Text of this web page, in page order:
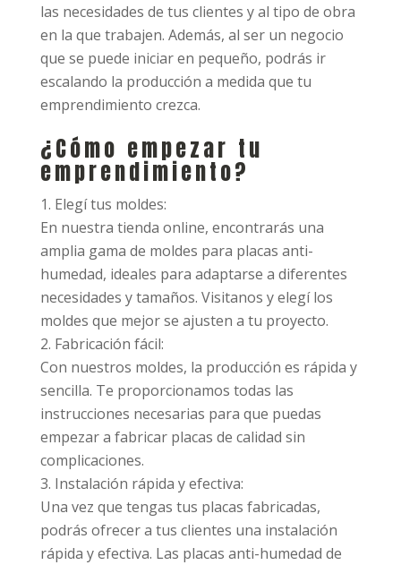
las necesidades de tus clientes y al tipo de obra
en la que trabajen. Además, al ser un negocio
que se puede iniciar en pequeño, podrás ir
escalando la producción a medida que tu
emprendimiento crezca.
¿Cómo empezar tu
emprendimiento?
Elegí tus moldes:
En nuestra tienda online, encontrarás una
amplia gama de moldes para placas anti-
humedad, ideales para adaptarse a diferentes
necesidades y tamaños. Visitanos y elegí los
moldes que mejor se ajusten a tu proyecto.
Fabricación fácil:
Con nuestros moldes, la producción es rápida y
sencilla. Te proporcionamos todas las
instrucciones necesarias para que puedas
empezar a fabricar placas de calidad sin
complicaciones.
Instalación rápida y efectiva:
Una vez que tengas tus placas fabricadas,
podrás ofrecer a tus clientes una instalación
rápida y efectiva. Las placas anti-humedad de